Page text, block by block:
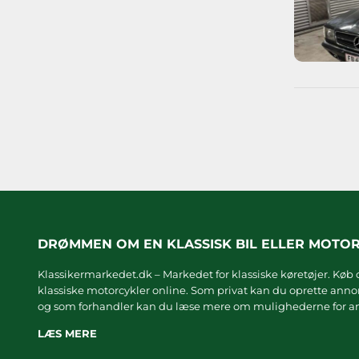
DRØMMEN OM EN KLASSISK BIL ELLER
Klassikermarkedet.dk – Markedet for klassiske køretøjer. Køb
klassiske motorcykler online. Som privat kan du oprette
og som forhandler kan du læse mere om mulighederne for
LÆS MERE